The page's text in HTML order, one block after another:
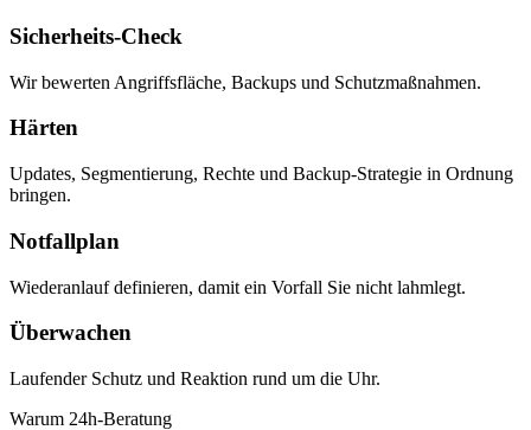
Sicherheits-Check
Wir bewerten Angriffsfläche, Backups und Schutzmaßnahmen.
Härten
Updates, Segmentierung, Rechte und Backup-Strategie in Ordnung
bringen.
Notfallplan
Wiederanlauf definieren, damit ein Vorfall Sie nicht lahmlegt.
Überwachen
Laufender Schutz und Reaktion rund um die Uhr.
Warum 24h-Beratung